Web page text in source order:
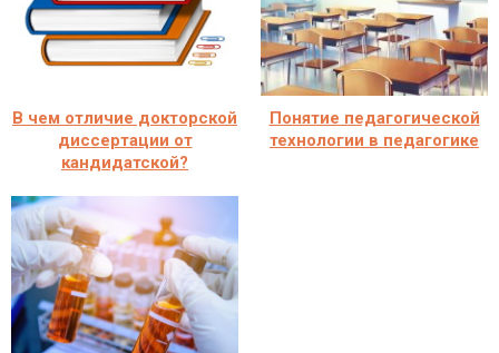
В чем отличие докторской
диссертации от
кандидатской?
Понятие педагогической
технологии в педагогике